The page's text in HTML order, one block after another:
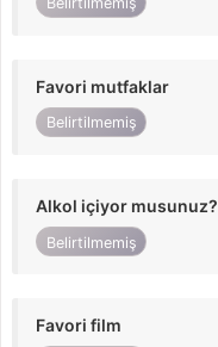
Favori mutfaklar
Belirtilmemiş
Alkol içiyor musunuz?
Belirtilmemiş
Favori film